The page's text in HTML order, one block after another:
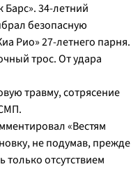
34-летний
безопасную
Рио» 27-летнего парня.
трос. От удара
травму, сотрясение
«Вестям
не подумав, прежде
отсутствием